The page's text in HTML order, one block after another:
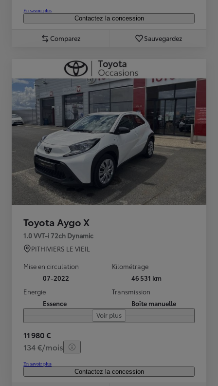
En savoir plus
Contactez la concession
Comparez Sauvegardez
Toyota Aygo X
1.0 VVT-i 72ch Dynamic
PITHIVIERS LE VIEIL
Mise en circulation
07-2022
Kilométrage
46 531 km
Energie
Essence
Transmission
Boîte manuelle
Voir plus
11 980 €
134 €/mois
En savoir plus
Contactez la concession